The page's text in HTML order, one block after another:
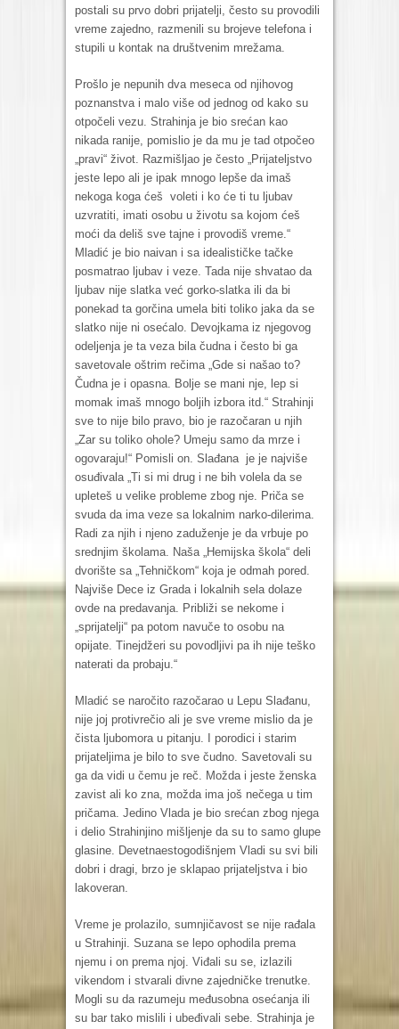
postali su prvo dobri prijatelji, često su provodili
vreme zajedno, razmenili su brojeve telefona i
stupili u kontak na društvenim mrežama.
Prošlo je nepunih dva meseca od njihovog
poznanstva i malo više od jednog od kako su
otpočeli vezu. Strahinja je bio srećan kao
nikada ranije, pomislio je da mu je tad otpočeo
„pravi“ život. Razmišljao je često „Prijateljstvo
jeste lepo ali je ipak mnogo lepše da imaš
nekoga koga ćeš voleti i ko će ti tu ljubav
uzvratiti, imati osobu u životu sa kojom ćeš
moći da deliš sve tajne i provodiš vreme.“
Mladić je bio naivan i sa idealističke tačke
posmatrao ljubav i veze. Tada nije shvatao da
ljubav nije slatka već gorko-slatka ili da bi
ponekad ta gorčina umela biti toliko jaka da se
slatko nije ni osećalo. Devojkama iz njegovog
odeljenja je ta veza bila čudna i često bi ga
savetovale oštrim rečima „Gde si našao to?
Čudna je i opasna. Bolje se mani nje, lep si
momak imaš mnogo boljih izbora itd.“ Strahinji
sve to nije bilo pravo, bio je razočaran u njih
„Zar su toliko ohole? Umeju samo da mrze i
ogovaraju!“ Pomisli on. Slađana je je najviše
osuđivala „Ti si mi drug i ne bih volela da se
upleteš u velike probleme zbog nje. Priča se
svuda da ima veze sa lokalnim narko-dilerima.
Radi za njih i njeno zaduženje je da vrbuje po
srednjim školama. Naša „Hemijska škola“ deli
dvorište sa „Tehničkom“ koja je odmah pored.
Najviše Dece iz Grada i lokalnih sela dolaze
ovde na predavanja. Približi se nekome i
„sprijatelji“ pa potom navuče to osobu na
opijate. Tinejdžeri su povodljivi pa ih nije teško
naterati da probaju.“
Mladić se naročito razočarao u Lepu Slađanu,
nije joj protivrečio ali je sve vreme mislio da je
čista ljubomora u pitanju. I porodici i starim
prijateljima je bilo to sve čudno. Savetovali su
ga da vidi u čemu je reč. Možda i jeste ženska
zavist ali ko zna, možda ima još nečega u tim
pričama. Jedino Vlada je bio srećan zbog njega
i delio Strahinjino mišljenje da su to samo glupe
glasine. Devetnaestogodišnjem Vladi su svi bili
dobri i dragi, brzo je sklapao prijateljstva i bio
lakoveran.
Vreme je prolazilo, sumnjičavost se nije rađala
u Strahinji. Suzana se lepo ophodila prema
njemu i on prema njoj. Viđali su se, izlazili
vikendom i stvarali divne zajedničke trenutke.
Mogli su da razumeju međusobna osećanja ili
su bar tako mislili i ubeđivali sebe. Strahinja je